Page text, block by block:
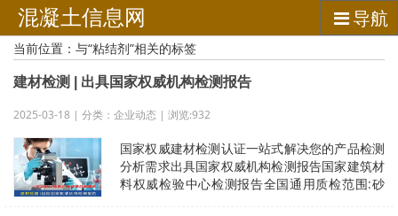
混凝土信息网 导航
当前位置：与“粘结剂”相关的标签
建材检测 | 出具国家权威机构检测报告
2025-03-18 | 分类：企业动态 | 浏览:932
国家权威建材检测认证一站式解决您的产品检测
分析需求出具国家权威机构检测报告国家建筑材
料权威检验中心检测报告全国通用质检范围:砂